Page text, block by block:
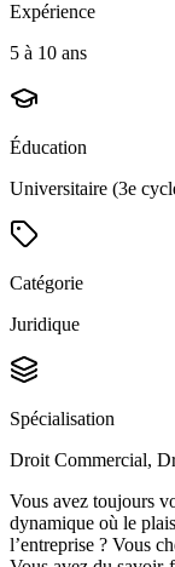
Expérience
5 à 10 ans
Éducation
Universitaire (3e
Catégorie
Juridique
Spécialisation
Droit Commercial,
Vous avez toujours
dynamique où le
l’entreprise ? Vous